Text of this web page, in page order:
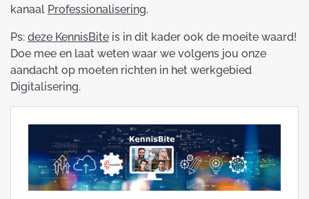
kanaal Professionalisering.
Ps: deze KennisBite is in dit kader ook de moeite waard!
Doe mee en laat weten waar we volgens jou onze
aandacht op moeten richten in het werkgebied
Digitalisering.